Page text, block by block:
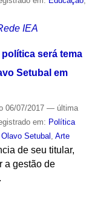
IEA
será tema
Setubal em
06/07/2017 — última
em: Política
Setubal , Arte
de seu titular,
a gestão de